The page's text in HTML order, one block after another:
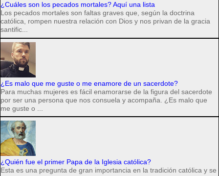
¿Cuáles son los pecados mortales? Aquí una lista
Los pecados mortales son faltas graves que, según la doctrina
católica, rompen nuestra relación con Dios y nos privan de la gracia
santific...
¿Es malo que me guste o me enamore de un sacerdote?
Para muchas mujeres es fácil enamorarse de la figura del sacerdote
por ser una persona que nos consuela y acompaña. ¿Es malo que
me guste o ...
¿Quién fue el primer Papa de la Iglesia católica?
Esta es una pregunta de gran importancia en la tradición católica y se